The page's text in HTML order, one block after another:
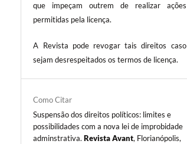
que impeçam outrem de realizar ações
permitidas pela licença.
A Revista pode revogar tais direitos caso
sejam desrespeitados os termos de licença.
Como Citar
Suspensão dos direitos políticos: limites e
possibilidades com a nova lei de improbidade
adminstrativa.Revista Avant, Florianópolis,